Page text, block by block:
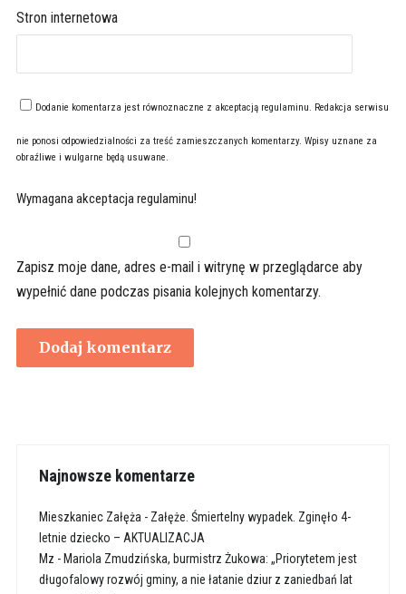
Stron internetowa
Dodanie komentarza jest równoznaczne z akceptacją regulaminu. Redakcja serwisu
nie ponosi odpowiedzialności za treść zamieszczanych komentarzy. Wpisy uznane za
obraźliwe i wulgarne będą usuwane.
Wymagana akceptacja regulaminu!
Zapisz moje dane, adres e-mail i witrynę w przeglądarce aby
wypełnić dane podczas pisania kolejnych komentarzy.
Najnowsze komentarze
Mieszkaniec Załęża - Załęże. Śmiertelny wypadek. Zginęło 4-
letnie dziecko – AKTUALIZACJA
Mz - Mariola Zmudzińska, burmistrz Żukowa: „Priorytetem jest
długofalowy rozwój gminy, a nie łatanie dziur z zaniedbań lat